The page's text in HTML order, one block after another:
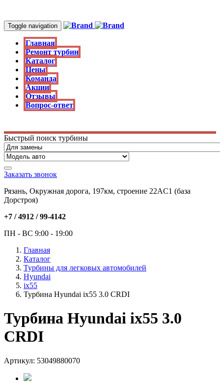
Toggle navigation
Главная
Ремонт турбин
Каталог
Цены
Команда
Акции
Отзывы
Вопрос-ответ
Быстрый поиск турбины
Заказать звонок
Рязань, Окружная дорога, 197км, строение 22АC1 (база
Дорстроя)
+7 / 4912 /99-4142
ПН - ВС 9:00 - 19:00
Главная
Каталог
Турбины для легковых автомобилей
Hyundai
ix55
Турбина Hyundai ix55 3.0 CRDI
Турбина Hyundai ix55 3.0
CRDI
Артикул: 53049880070